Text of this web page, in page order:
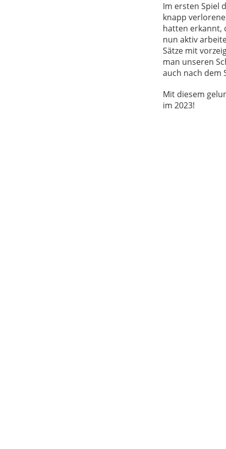
Im ersten Spiel
knapp
hatten erkannt,
nun aktiv
Sätze mit
man unseren
auch nach dem
Mit diesem
im 2023!